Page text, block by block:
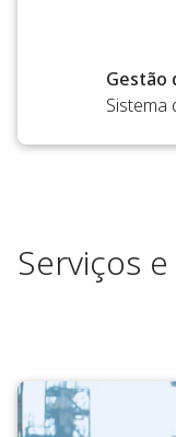
Gestão
Sistema
Serviços